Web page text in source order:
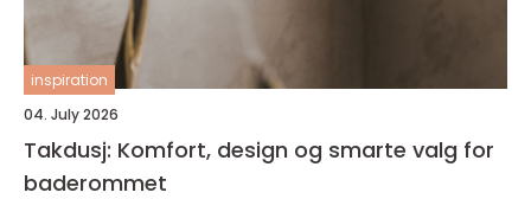
inspiration
04. July 2026
Takdusj: Komfort, design og smarte valg for
baderommet